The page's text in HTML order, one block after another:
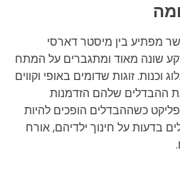
מפתיע בין מיסטר דארסי
שונה מאוד ומתגברים על המתח
וכנות. זוגות שדומים באופי וקווים
ההבדלים שלהם הזדמנות
כשההבדלים הופכים להיות
בדעות על חינוך ילדיהם, אורח